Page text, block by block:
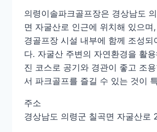
의령이솔파크골프장은 경상남도
면 자굴산로 인근에 위치해 있으며
경골프장 시설 내부에 함께 조성되
다. 자굴산 주변의 자연환경을 활
진 코스로 공기와 경관이 좋고 조
서 파크골프를 즐길 수 있는 것이
주소
경상남도 의령군 칠곡면 자굴산로